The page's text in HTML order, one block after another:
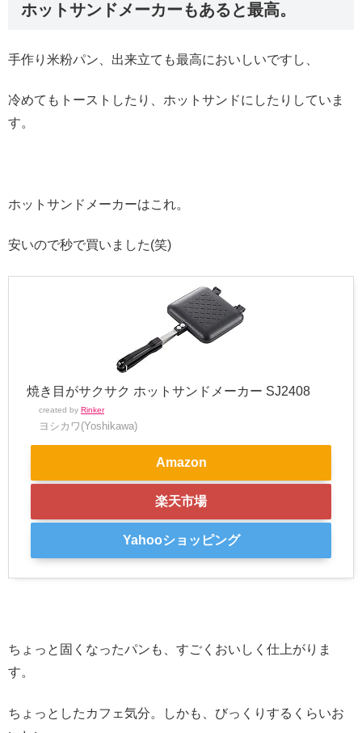
ホットサンドメーカーもあると最高。
手作り米粉パン、出来立ても最高においしいですし、
冷めてもトーストしたり、ホットサンドにしたりしていま
す。
ホットサンドメーカーはこれ。
安いので秒で買いました(笑)
焼き目がサクサク ホットサンドメーカー SJ2408
created by Rinker
ヨシカワ(Yoshikawa)
Amazon
楽天市場
Yahooショッピング
ちょっと固くなったパンも、すごくおいしく仕上がりま
す。
ちょっとしたカフェ気分。しかも、びっくりするくらいお